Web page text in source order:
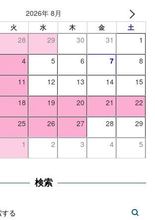
2026年 8月
火 水 木 金 土
28 29 30 31 1
4 5 6 7 8
11 12 13 14 15
18 19 20 21 22
25 26 27 28 29
1 2 3 4 5
検索